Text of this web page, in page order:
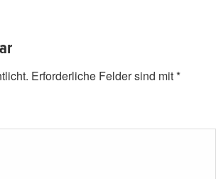
Erforderliche Felder sind mit*